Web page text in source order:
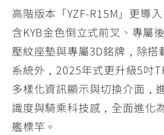
高階版本「YZF-R15M」更導
含KYB金色倒立式前叉、專屬
壓紋座墊與專屬3D銘牌，除
系統外，2025年式更升級5吋
多樣化資訊顯示與切換介面，
識度與騎乘科技感，全面進化
艦標竿。